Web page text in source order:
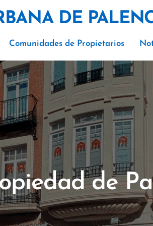
DE
Comunidades de Propietarios
de